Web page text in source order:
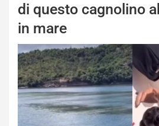
di questo cagnolino
in mare